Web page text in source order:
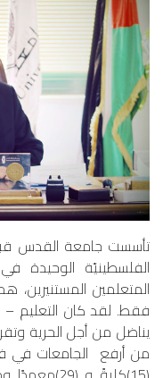
تأسست جامعة القدس
الفلسطينيّة الوحيدة
المتعلمين
فقط. لقد كان التعليم –
يناضل من أجل الحرية
من أرفع الجامعات في